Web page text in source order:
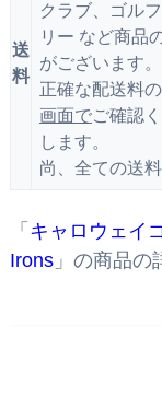
送
料
クラブ、ゴル
リー など商品
がございます。
正確な配送料
画面でご確認
します。
尚、全ての送
「 キャロウェイ
Irons」の商品の